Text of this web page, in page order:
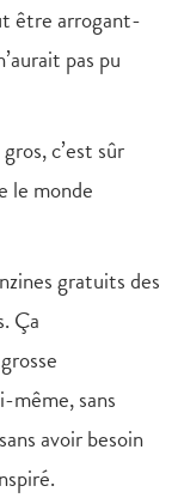
être arrogant-
pas pu
c’est sûr
le monde
gratuits des
Ça
même, sans
avoir besoin